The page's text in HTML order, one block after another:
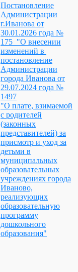
Постановление
Администрации
г.Иванова от
30.01.2026 года №
175 "О внесении
изменений в
постановление
Администрации
города Иванова от
29.07.2024 года №
1497
"О плате, взимаемой
с родителей
(законных
представителей) за
присмотр и уход за
детьми в
муниципальных
образовательных
учреждениях города
Иваново,
реализующих
образовательную
программу
дошкольного
образования"